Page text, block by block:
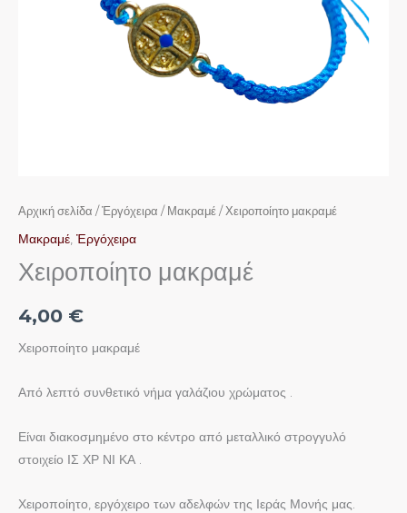
Αρχική σελίδα / Ἐργόχειρα / Μακραμέ / Χειροποίητο μακραμέ
Μακραμέ Ἐργόχειρα
Χειροποίητο μακραμέ
4,00 €
Χειροποίητο μακραμέ
Από λεπτό συνθετικό νήμα γαλάζιου χρώματος .
Είναι διακοσμημένο στο κέντρο από μεταλλικό στρογγυλό
στοιχείο ΙΣ ΧΡ ΝΙ ΚΑ .
Χειροποίητο, εργόχειρο των αδελφών της Ιεράς Μονής μας.